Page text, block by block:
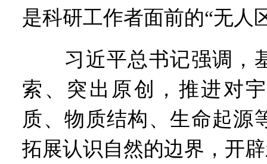
是科研工作者面前的“无人
习近平总书记强调，
索、突出原创，推进对
质、物质结构、生命起源
拓展认识自然的边界，开